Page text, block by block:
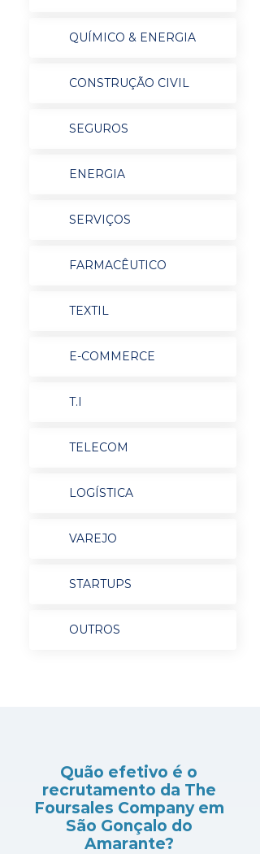
QUÍMICO & ENERGIA
CONSTRUÇÃO CIVIL
SEGUROS
ENERGIA
SERVIÇOS
FARMACÊUTICO
TEXTIL
E-COMMERCE
T.I
TELECOM
LOGÍSTICA
VAREJO
STARTUPS
OUTROS
Quão efetivo é o
recrutamento da The
Foursales Company em
São Gonçalo do
Amarante?